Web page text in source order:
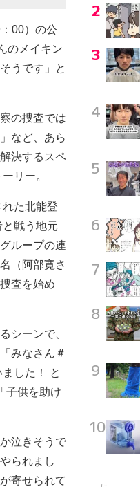
00）の公
のメイキン
うです」と
の捜査では
など、あら
決するスペ
リー。
た北能登
戦う地元
ループの連
（阿部寛さ
査を始め
シーンで、
みなさん＃
した！ と
子供を助け
泣きそうで
られまし
寄せられて